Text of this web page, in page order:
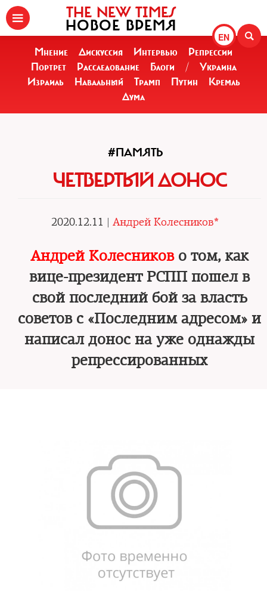
EN
THE NEW TIMES
НОВОЕ ВРЕМЯ
Мнение Дискуссия Интервью
Репрессии
Портрет
Расследование Блоги /
Украина
Израиль
Навальный Трамп Путин
Кремль
Дума
#ПАМЯТЬ
ЧЕТВЕРТЫЙ ДОНОС
2020.12.11 | Андрей Колесников*
Андрей Колесниково том, как
вице-президент РСПП пошел в
свой последний бой за власть
советов с «Последним адресом» и
написал донос на уже однажды
репрессированных